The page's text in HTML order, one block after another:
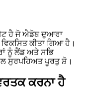
ਹੈ ਜੋ ਐਡੋਬ ਦੁਆਰਾ
ਕੀਤਾ ਗਿਆ ਹੈ।
ਨੂੰ ਲੈਂਡ ਅਤੇ ਸਭਿ
ਸੁਰਪਹਿਅਤ ਪੂਰਤੁ ਸ਼ੋ।
ਕਰਨਾ ਹੈ